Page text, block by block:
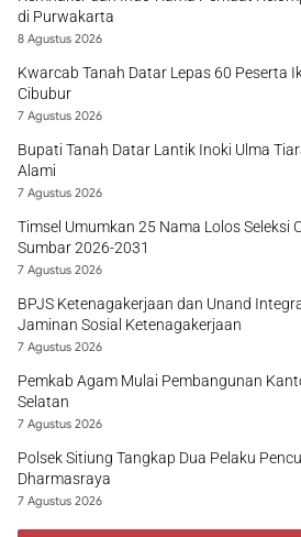
di Purwakarta
8 Agustus 2026
Kwarcab Tanah Datar Lepas 60 Peserta
Cibubur
7 Agustus 2026
Bupati Tanah Datar Lantik Inoki Ulma
Alami
7 Agustus 2026
Timsel Umumkan 25 Nama Lolos Seleksi
Sumbar 2026-2031
7 Agustus 2026
BPJS Ketenagakerjaan dan Unand
Jaminan Sosial Ketenagakerjaan
7 Agustus 2026
Pemkab Agam Mulai Pembangunan
Selatan
7 Agustus 2026
Polsek Sitiung Tangkap Dua Pelaku
Dharmasraya
7 Agustus 2026